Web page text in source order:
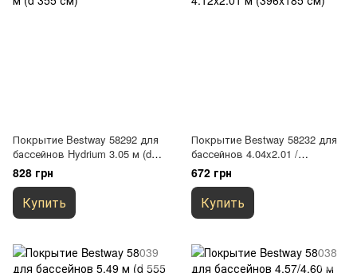
Покрытие Bestway 58292 для
бассейнов Hydrium 3.05 м (d
355 см)
828 грн
Купить
Покрытие Bestway 58232 для
бассейнов 4.04x2.01 /
4.12x2.01 м (396x185 см)
672 грн
Купить